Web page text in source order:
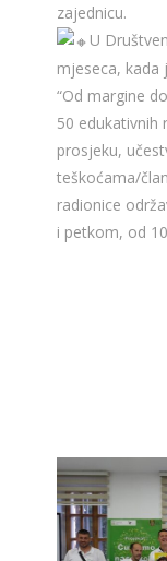
zajednicu.
U
mjeseca, kada
“Od margine
50 edukativnih
prosjeku,
teškoćama/
radionice
i petkom, od